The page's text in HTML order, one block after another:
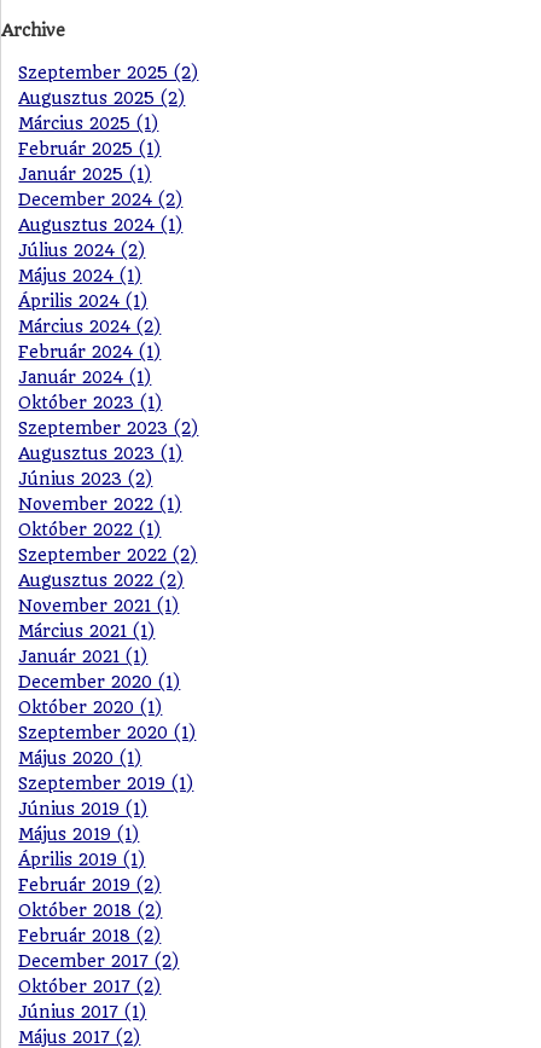
Archive
Szeptember 2025 (2)
Augusztus 2025 (2)
Március 2025 (1)
Február 2025 (1)
Január 2025 (1)
December 2024 (2)
Augusztus 2024 (1)
Július 2024 (2)
Május 2024 (1)
Április 2024 (1)
Március 2024 (2)
Február 2024 (1)
Január 2024 (1)
Október 2023 (1)
Szeptember 2023 (2)
Augusztus 2023 (1)
Június 2023 (2)
November 2022 (1)
Október 2022 (1)
Szeptember 2022 (2)
Augusztus 2022 (2)
November 2021 (1)
Március 2021 (1)
Január 2021 (1)
December 2020 (1)
Október 2020 (1)
Szeptember 2020 (1)
Május 2020 (1)
Szeptember 2019 (1)
Június 2019 (1)
Május 2019 (1)
Április 2019 (1)
Február 2019 (2)
Október 2018 (2)
Február 2018 (2)
December 2017 (2)
Október 2017 (2)
Június 2017 (1)
Május 2017 (2)